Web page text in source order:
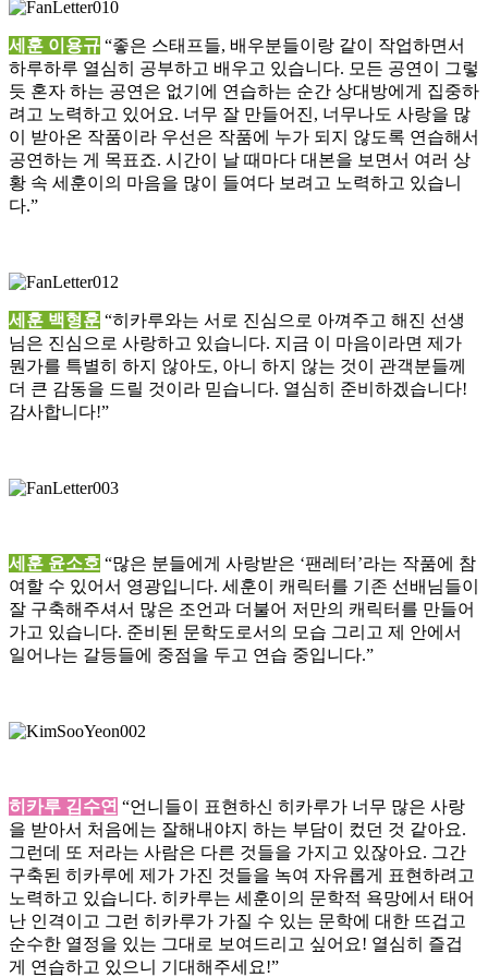
세훈 이용규 “좋은 스태프들, 배우분들이랑 같이 작업하면서
하루하루 열심히 공부하고 배우고 있습니다. 모든 공연이 그렇
듯 혼자 하는 공연은 없기에 연습하는 순간 상대방에게 집중하
려고 노력하고 있어요. 너무 잘 만들어진, 너무나도 사랑을 많
이 받아온 작품이라 우선은 작품에 누가 되지 않도록 연습해서
공연하는 게 목표죠. 시간이 날 때마다 대본을 보면서 여러 상
황 속 세훈이의 마음을 많이 들여다 보려고 노력하고 있습니
다.”
세훈 백형훈 “히카루와는 서로 진심으로 아껴주고 해진 선생
님은 진심으로 사랑하고 있습니다. 지금 이 마음이라면 제가
뭔가를 특별히 하지 않아도, 아니 하지 않는 것이 관객분들께
더 큰 감동을 드릴 것이라 믿습니다. 열심히 준비하겠습니다!
감사합니다!”
세훈 윤소호 “많은 분들에게 사랑받은 ‘팬레터’라는 작품에 참
여할 수 있어서 영광입니다. 세훈이 캐릭터를 기존 선배님들이
잘 구축해주셔서 많은 조언과 더불어 저만의 캐릭터를 만들어
가고 있습니다. 준비된 문학도로서의 모습 그리고 제 안에서
일어나는 갈등들에 중점을 두고 연습 중입니다.”
히카루 김수연 “언니들이 표현하신 히카루가 너무 많은 사랑
을 받아서 처음에는 잘해내야지 하는 부담이 컸던 것 같아요.
그런데 또 저라는 사람은 다른 것들을 가지고 있잖아요. 그간
구축된 히카루에 제가 가진 것들을 녹여 자유롭게 표현하려고
노력하고 있습니다. 히카루는 세훈이의 문학적 욕망에서 태어
난 인격이고 그런 히카루가 가질 수 있는 문학에 대한 뜨겁고
순수한 열정을 있는 그대로 보여드리고 싶어요! 열심히 즐겁
게 연습하고 있으니 기대해주세요!”